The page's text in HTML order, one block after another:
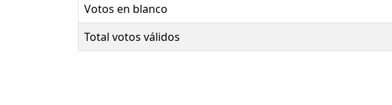
Votos en blanco
Total votos válidos